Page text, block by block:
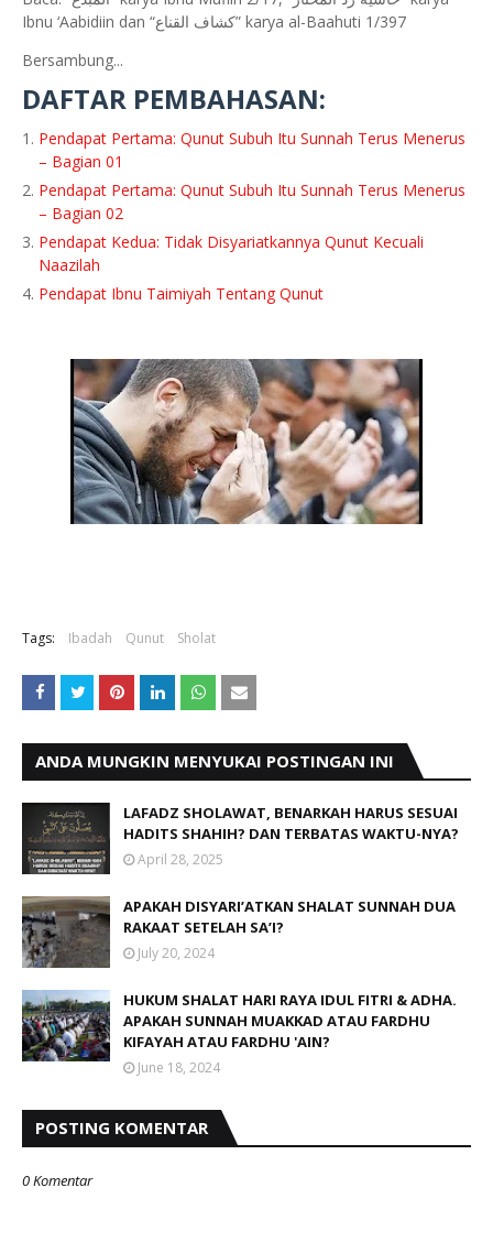
Ibnu ‘Aabidiin dan “كشاف القناع” karya al-Baahuti 1/397
Bersambung...
DAFTAR PEMBAHASAN:
Pendapat Pertama: Qunut Subuh Itu Sunnah Terus Menerus
– Bagian 01
Pendapat Pertama: Qunut Subuh Itu Sunnah Terus Menerus
– Bagian 02
Pendapat Kedua: Tidak Disyariatkannya Qunut Kecuali
Naazilah
Pendapat Ibnu Taimiyah Tentang Qunut
Tags: Ibadah Qunut Sholat
ANDA MUNGKIN MENYUKAI POSTINGAN INI
LAFADZ SHOLAWAT, BENARKAH HARUS SESUAI
HADITS SHAHIH? DAN TERBATAS WAKTU-NYA?
April 28, 2025
APAKAH DISYARI’ATKAN SHALAT SUNNAH DUA
RAKAAT SETELAH SA’I?
July 20, 2024
HUKUM SHALAT HARI RAYA IDUL FITRI & ADHA.
APAKAH SUNNAH MUAKKAD ATAU FARDHU
KIFAYAH ATAU FARDHU 'AIN?
June 18, 2024
POSTING KOMENTAR
0 Komentar